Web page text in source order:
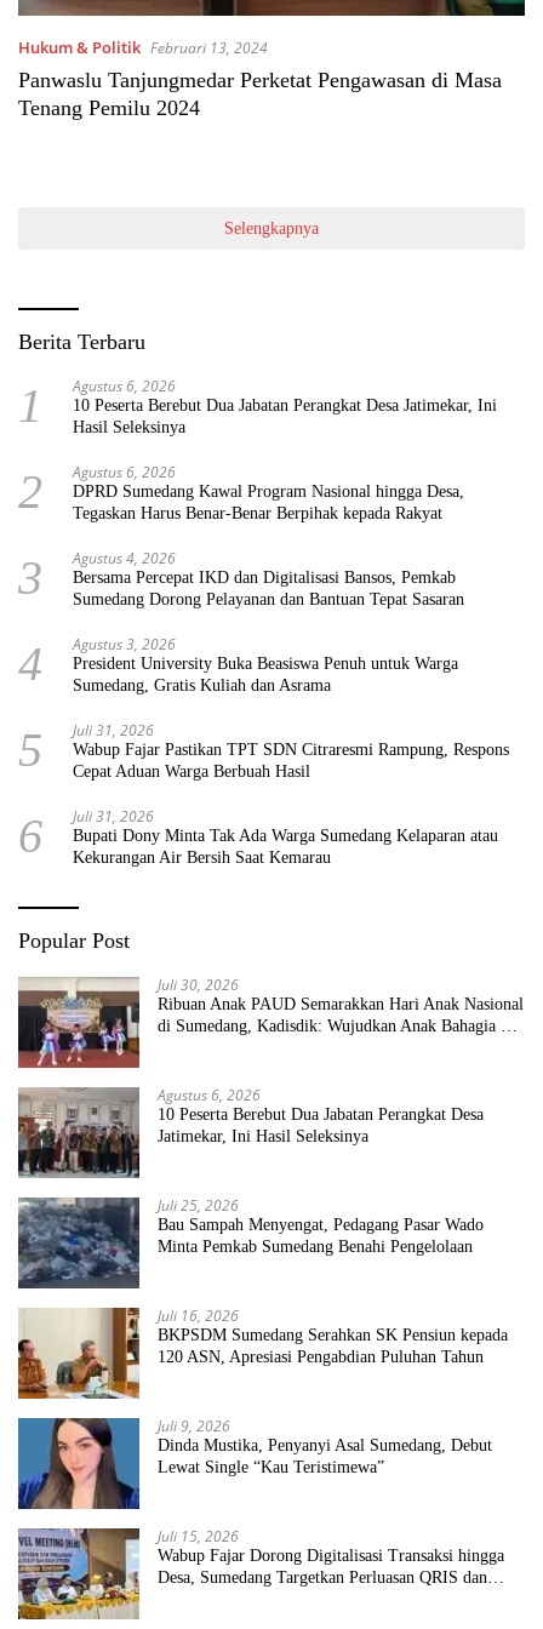
Hukum & Politik Februari 13, 2024
Panwaslu Tanjungmedar Perketat Pengawasan di Masa
Tenang Pemilu 2024
Selengkapnya
Berita Terbaru
1 Agustus 6, 2026
10 Peserta Berebut Dua Jabatan Perangkat Desa Jatimekar, Ini
Hasil Seleksinya
2 Agustus 6, 2026
DPRD Sumedang Kawal Program Nasional hingga Desa,
Tegaskan Harus Benar-Benar Berpihak kepada Rakyat
3 Agustus 4, 2026
Bersama Percepat IKD dan Digitalisasi Bansos, Pemkab
Sumedang Dorong Pelayanan dan Bantuan Tepat Sasaran
4 Agustus 3, 2026
President University Buka Beasiswa Penuh untuk Warga
Sumedang, Gratis Kuliah dan Asrama
5 Juli 31, 2026
Wabup Fajar Pastikan TPT SDN Citraresmi Rampung, Respons
Cepat Aduan Warga Berbuah Hasil
6 Juli 31, 2026
Bupati Dony Minta Tak Ada Warga Sumedang Kelaparan atau
Kekurangan Air Bersih Saat Kemarau
Popular Post
Juli 30, 2026
Ribuan Anak PAUD Semarakkan Hari Anak Nasional
di Sumedang, Kadisdik: Wujudkan Anak Bahagia dan
Agustus 6, 2026
10 Peserta Berebut Dua Jabatan Perangkat Desa
Jatimekar, Ini Hasil Seleksinya
Juli 25, 2026
Bau Sampah Menyengat, Pedagang Pasar Wado
Minta Pemkab Sumedang Benahi Pengelolaan
Juli 16, 2026
BKPSDM Sumedang Serahkan SK Pensiun kepada
120 ASN, Apresiasi Pengabdian Puluhan Tahun
Juli 9, 2026
Dinda Mustika, Penyanyi Asal Sumedang, Debut
Lewat Single “Kau Teristimewa”
Juli 15, 2026
Wabup Fajar Dorong Digitalisasi Transaksi hingga
Desa, Sumedang Targetkan Perluasan QRIS dan